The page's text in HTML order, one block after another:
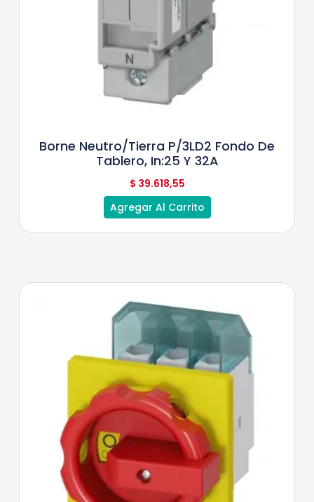
Borne Neutro/tierra P/3LD2 Fondo De
Tablero, In:25 Y 32A
$ 39.618,55
Agregar Al Carrito